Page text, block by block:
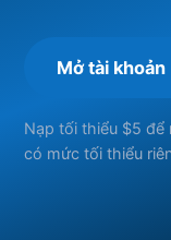
Mở tài
Nạp tối thiểu $5 để
có mức tối thiểu